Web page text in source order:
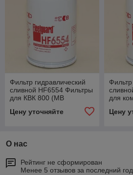
Фильтр гидравлический
сливной HF6554 Фильтры
для КВК 800 (МВ
Цену уточняйте
для
Цену
О нас
Рейтинг не сформирован
Менее 5 отзывов за последний год